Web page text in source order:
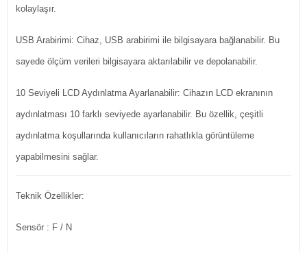
kolaylaşır.
USB Arabirimi: Cihaz, USB arabirimi ile bilgisayara bağlanabilir. Bu
sayede ölçüm verileri bilgisayara aktarılabilir ve depolanabilir.
10 Seviyeli LCD Aydınlatma Ayarlanabilir: Cihazın LCD ekranının
aydınlatması 10 farklı seviyede ayarlanabilir. Bu özellik, çeşitli
aydınlatma koşullarında kullanıcıların rahatlıkla görüntüleme
yapabilmesini sağlar.
Teknik Özellikler:
Sensör : F / N